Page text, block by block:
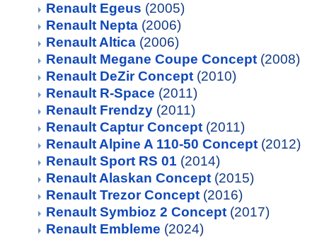
Renault Egeus (2005)
Renault Nepta(2006)
Renault Altica(2006)
Renault Megane Coupe Concept(2008)
Renault DeZir Concept(2010)
Renault R-Space (2011)
Renault Frendzy(2011)
Renault Captur Concept(2011)
Renault Alpine A 110-50 Concept(2012)
Renault Sport RS 01 (2014)
Renault Alaskan Concept(2015)
Renault Trezor Concept(2016)
Renault Symbioz 2 Concept(2017)
Renault Embleme (2024)